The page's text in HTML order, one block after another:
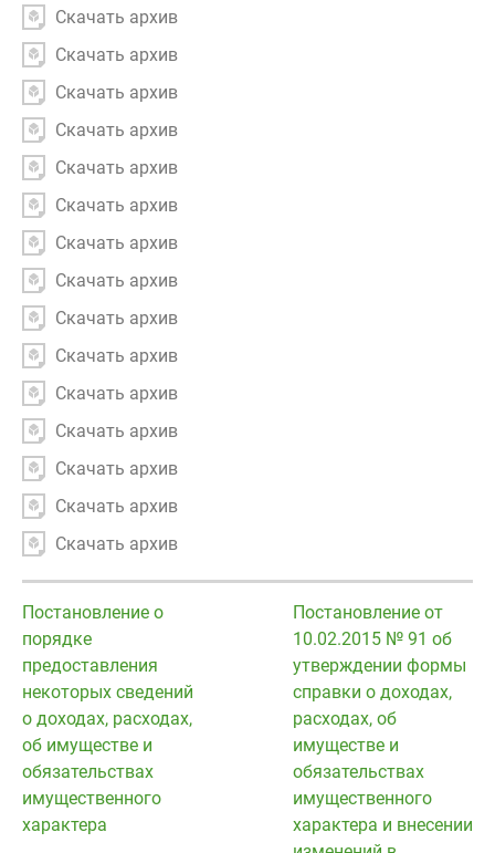
Скачать архив
Скачать архив
Скачать архив
Скачать архив
Скачать архив
Скачать архив
Скачать архив
Скачать архив
Скачать архив
Скачать архив
Скачать архив
Скачать архив
Скачать архив
Скачать архив
Скачать архив
Постановление о
порядке
предоставления
некоторых сведений
о доходах, расходах,
об имуществе и
обязательствах
имущественного
характера
Постановление от
10.02.2015 № 91 об
утверждении формы
справки о доходах,
расходах, об
имуществе и
обязательствах
имущественного
характера и внесении